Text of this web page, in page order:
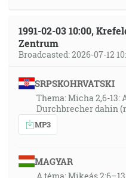
1991-02-03 10:00,
Zentrum
Broadcasted: 2026-07-12
SRPSKOHRVATSKI
Thema: Micha 2,6-
Durchbrecher dahin
MP3
MAGYAR